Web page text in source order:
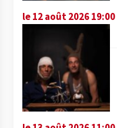
le 12 août 2026 19:00